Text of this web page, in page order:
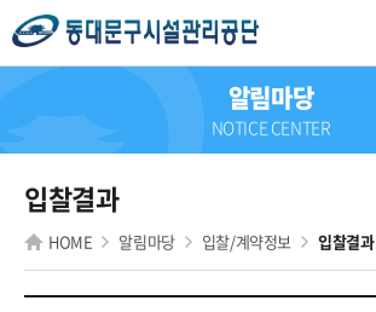
알림마당
NOTICE CENTER
입찰결과
HOME 알림마당 입찰/계약정보 입찰결과